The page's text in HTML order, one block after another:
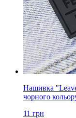
Нашивка
чорного
11 грн